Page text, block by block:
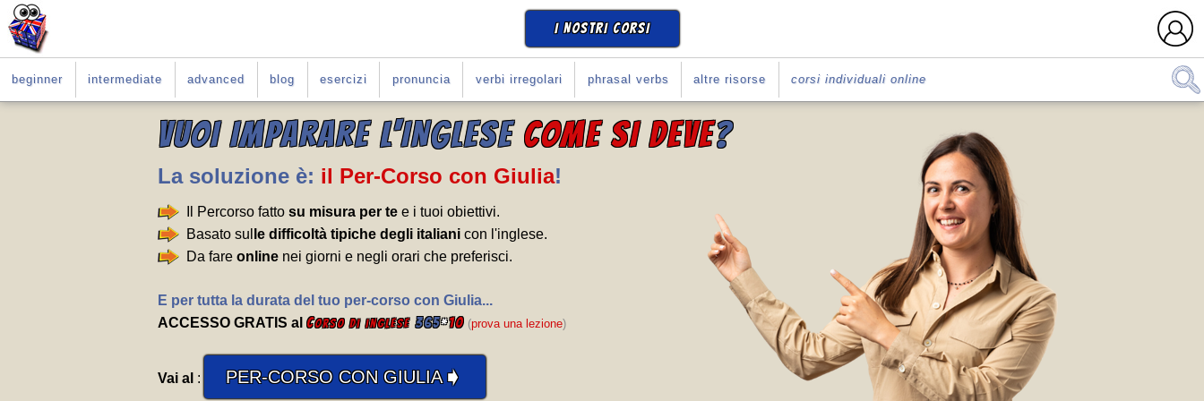
I NOSTRI CORSI
beginner intermediate advanced blog esercizi pronuncia verbi irregolari phrasal verbs altre risorse corsi individuali online
VUOI IMPARARE L'INGLESE COME SI DEVE?
La soluzione è: il Per-Corso con Giulia!
Il Percorso fatto su misura per te e i tuoi obiettivi.
Basato sul le difficoltà tipiche degli italiani con l'inglese.
Da fare online nei giorni e negli orari che preferisci.
E per tutta la durata del tuo per-corso con Giulia...
ACCESSO GRATIS al Corso di inglese 365*10 (prova una lezione)
Vai al : PER-CORSO CON GIULIA➧